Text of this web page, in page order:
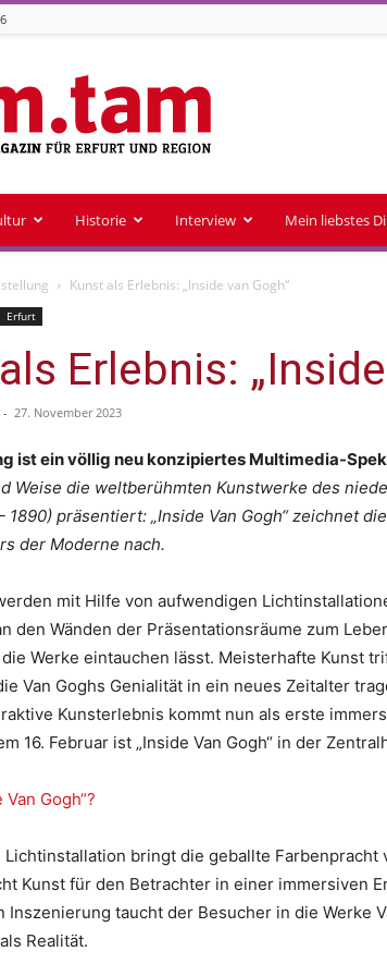
Stadtmagazin
tam.tam
Historie Interview Mein liebstes
Kunst als Erlebnis: „Inside van Gogh“
Erfurt
Erlebnis:
- 27. November 2023
ist ein völlig neu konzipiertes Multimedia-
Weise die weltberühmten Kunstwerke des
1890) präsentiert: „Inside Van Gogh“ zeichnet
der Moderne nach.
mit Hilfe von aufwendigen
den Wänden der Präsentationsräume zum
Werke eintauchen lässt. Meisterhafte Kunst
Van Goghs Genialität in ein neues Zeitalter
Kunsterlebnis kommt nun als erste
16. Februar ist „Inside Van Gogh“ in der
Gogh“?
bringt die geballte Farbenpracht
Kunst für den Betrachter in einer immersiven
Inszenierung taucht der Besucher in die Werke
Realität.